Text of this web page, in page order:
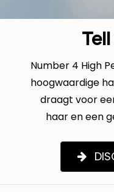
Number 4 High
hoogwaardige
draagt voor
haar en een